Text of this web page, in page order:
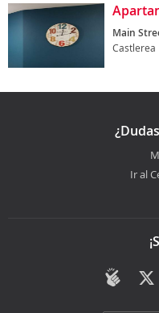
Main
Castlerea
Ir al